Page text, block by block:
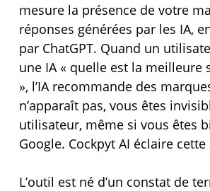
mesure la présence de votre
réponses générées par les IA,
par ChatGPT. Quand un
une IA « quelle est la meilleure
», l’IA recommande des
n’apparaît pas, vous êtes
utilisateur, même si vous êtes
Google. Cockpyt AI éclaire
L’outil est né d’un constat de